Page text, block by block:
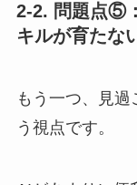
2-2. 問題点⑤
キルが育たな
もう一つ、見
う視点です。